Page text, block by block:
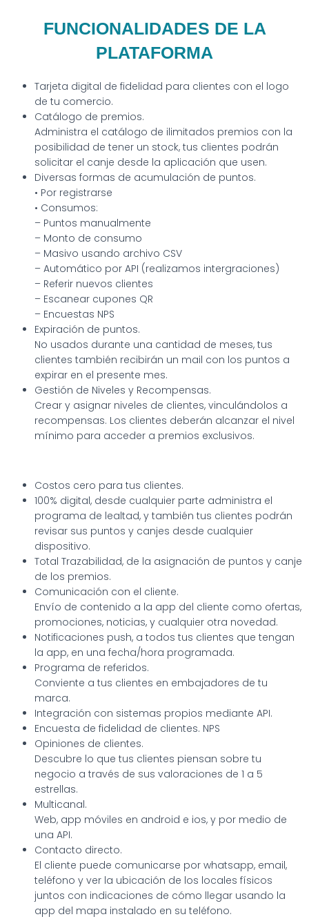
FUNCIONALIDADES DE LA
PLATAFORMA
Tarjeta digital de fidelidad para clientes con el logo
de tu comercio.
Catálogo de premios.
Administra el catálogo de ilimitados premios con la
posibilidad de tener un stock, tus clientes podrán
solicitar el canje desde la aplicación que usen.
Diversas formas de acumulación de puntos.
• Por registrarse
• Consumos:
– Puntos manualmente
– Monto de consumo
– Masivo usando archivo CSV
– Automático por API (realizamos intergraciones)
– Referir nuevos clientes
– Escanear cupones QR
– Encuestas NPS
Expiración de puntos.
No usados durante una cantidad de meses, tus
clientes también recibirán un mail con los puntos a
expirar en el presente mes.
Gestión de Niveles y Recompensas.
Crear y asignar niveles de clientes, vinculándolos a
recompensas. Los clientes deberán alcanzar el nivel
mínimo para acceder a premios exclusivos.
Costos cero para tus clientes.
100% digital, desde cualquier parte administra el
programa de lealtad, y también tus clientes podrán
revisar sus puntos y canjes desde cualquier
dispositivo.
Total Trazabilidad, de la asignación de puntos y canje
de los premios.
Comunicación con el cliente.
Envío de contenido a la app del cliente como ofertas,
promociones, noticias, y cualquier otra novedad.
Notificaciones push, a todos tus clientes que tengan
la app, en una fecha/hora programada.
Programa de referidos.
Conviente a tus clientes en embajadores de tu
marca.
Integración con sistemas propios mediante API.
Encuesta de fidelidad de clientes. NPS
Opiniones de clientes.
Descubre lo que tus clientes piensan sobre tu
negocio a través de sus valoraciones de 1 a 5
estrellas.
Multicanal.
Web, app móviles en android e ios, y por medio de
una API.
Contacto directo.
El cliente puede comunicarse por whatsapp, email,
teléfono y ver la ubicación de los locales físicos
juntos con indicaciones de cómo llegar usando la
app del mapa instalado en su teléfono.